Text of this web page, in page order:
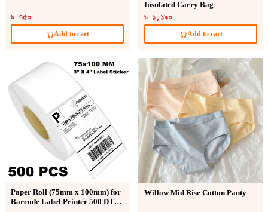
৳ ৭৫০
Add to cart
Insulated Carry Bag
৳ ১,১৯০
Add to cart
Paper Roll (75mm x 100mm) for
Barcode Label Printer 500 DT
Willow Mid Rise Cotton Panty